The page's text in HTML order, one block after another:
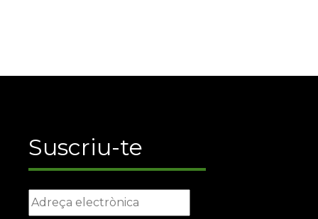
Suscriu-te